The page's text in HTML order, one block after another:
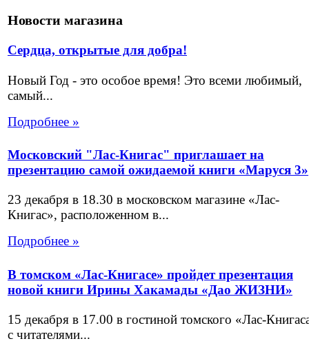
Новости магазина
Сердца, открытые для добра!
Новый Год - это особое время! Это всеми любимый,
самый...
Подробнее »
Московский "Лас-Книгас" приглашает на
презентацию самой ожидаемой книги «Маруся 3»
23 декабря в 18.30 в московском магазине «Лас-
Книгас», расположенном в...
Подробнее »
В томском «Лас-Книгасе» пройдет презентация
новой книги Ирины Хакамады «Дао ЖИЗНИ»
15 декабря в 17.00 в гостиной томского «Лас-
с читателями...